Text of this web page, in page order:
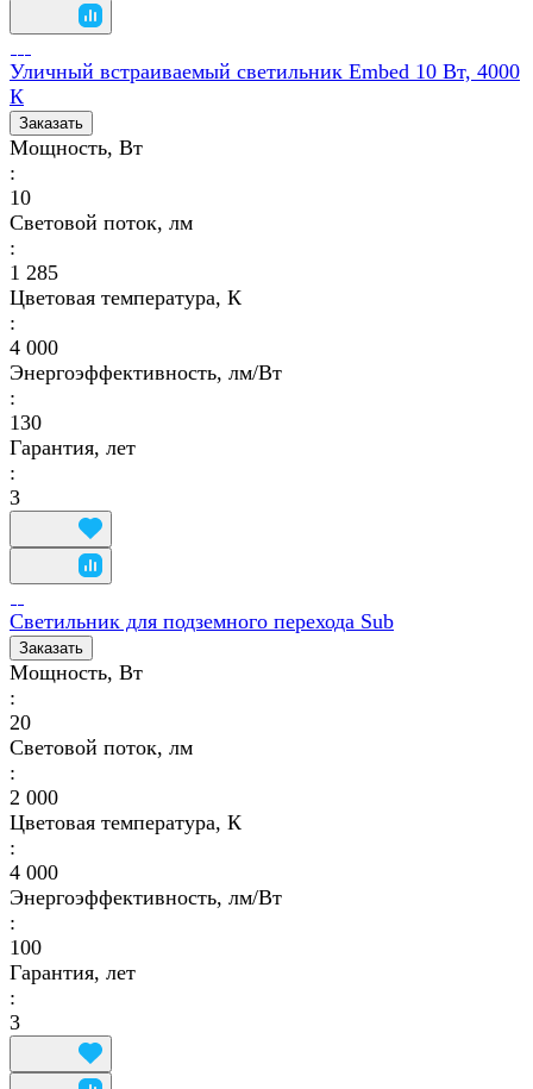
Уличный встраиваемый светильник Embed 10 Вт, 4000
К
Заказать
Мощность, Вт
:
10
Световой поток, лм
:
1 285
Цветовая температура, К
:
4 000
Энергоэффективность, лм/Вт
:
130
Гарантия, лет
:
3
Светильник для подземного перехода Sub
Заказать
Мощность, Вт
:
20
Световой поток, лм
:
2 000
Цветовая температура, К
:
4 000
Энергоэффективность, лм/Вт
:
100
Гарантия, лет
:
3